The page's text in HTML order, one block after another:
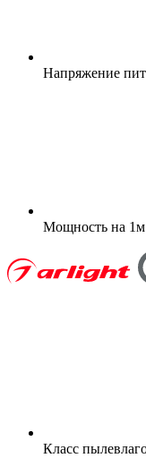
Напряжение
Мощность на 1м
Класс